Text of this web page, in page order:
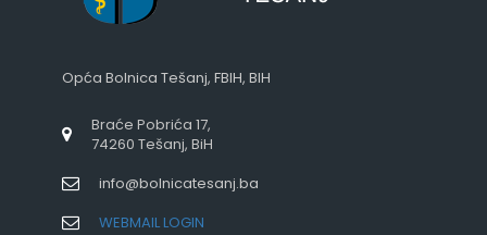
Opća Bolnica Tešanj, FBIH, BIH
Braće Pobrića 17,
74260 Tešanj, BiH
info@bolnicatesanj.ba
WEBMAIL LOGIN